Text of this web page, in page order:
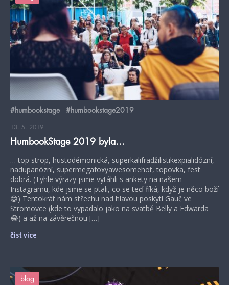
#humbookstage #humbookstage2019
13. 5. 2019
HumbookStage 2019 byla…
… top strop, hustodémonická, superkalifradžilistikexpialidózní,
nadupanózní, supermegafoxyawesomehot, topovka, fest
dobrá. (Tyhle výrazy jsme vytáhli s ankety na našem
Instagramu, kde jsme se ptali, co se teď říká, když je něco boží
😁) Tentokrát nám střechu nad hlavou poskytl Gauč ve
Stromovce (kde to vypadalo jako na svatbě Belly a Edwarda
😂) a až na závěrečnou […]
číst více
blog